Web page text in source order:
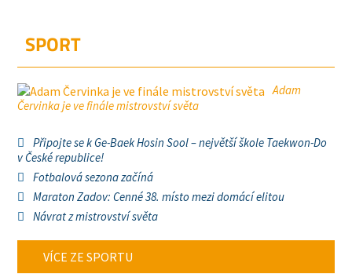
SPORT
Adam
Červinka je ve finále mistrovství světa
Připojte se k Ge-Baek Hosin Sool – největší škole Taekwon-Do
v České republice!
Fotbalová sezona začíná
Maraton Zadov: Cenné 38. místo mezi domácí elitou
Návrat z mistrovství světa
VÍCE ZE SPORTU